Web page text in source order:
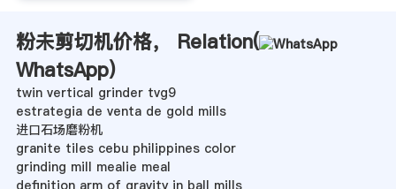
粉未剪切机价格， Relation(
WhatsApp)
twin vertical grinder tvg9
estrategia de venta de gold mills
进口石场磨粉机
granite tiles cebu philippines color
grinding mill mealie meal